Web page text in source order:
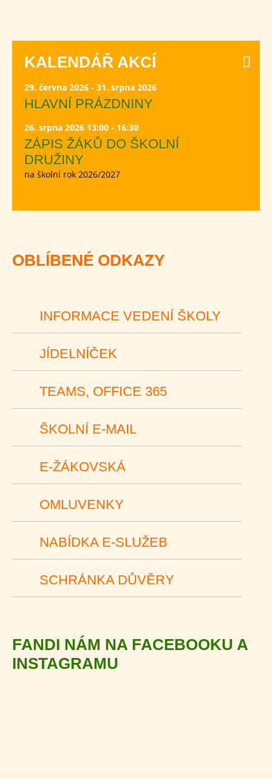
KALENDÁŘ AKCÍ
29. června 2026 - 31. srpna 2026
HLAVNÍ PRÁZDNINY
26. srpna 2026 13:00 - 16:30
ZÁPIS ŽÁKŮ DO ŠKOLNÍ
DRUŽINY
na školní rok 2026/2027
OBLÍBENÉ ODKAZY
INFORMACE VEDENÍ ŠKOLY
JÍDELNÍČEK
TEAMS, OFFICE 365
ŠKOLNÍ E-MAIL
E-ŽÁKOVSKÁ
OMLUVENKY
NABÍDKA E-SLUŽEB
SCHRÁNKA DŮVĚRY
FANDI NÁM NA FACEBOOKU A
INSTAGRAMU